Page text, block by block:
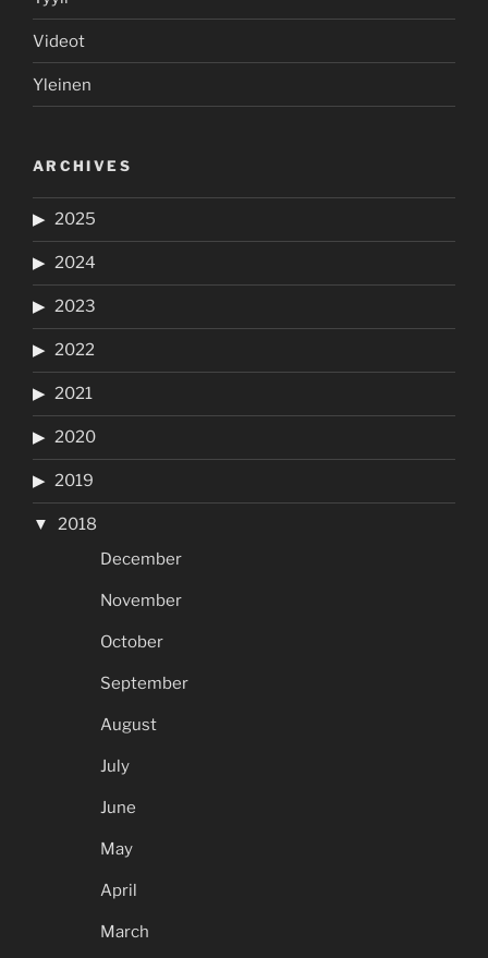
Videot
Yleinen
ARCHIVES
2025
2024
2023
2022
2021
2020
2019
2018
December
November
October
September
August
July
June
May
April
March